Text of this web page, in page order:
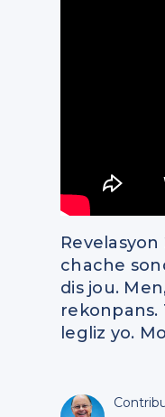
chache
dis jou.
rekonpans.
legliz yo.